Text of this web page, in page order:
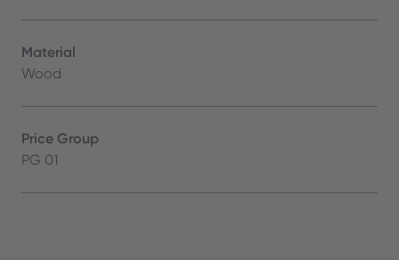
Material
Wood
Price Group
PG 01